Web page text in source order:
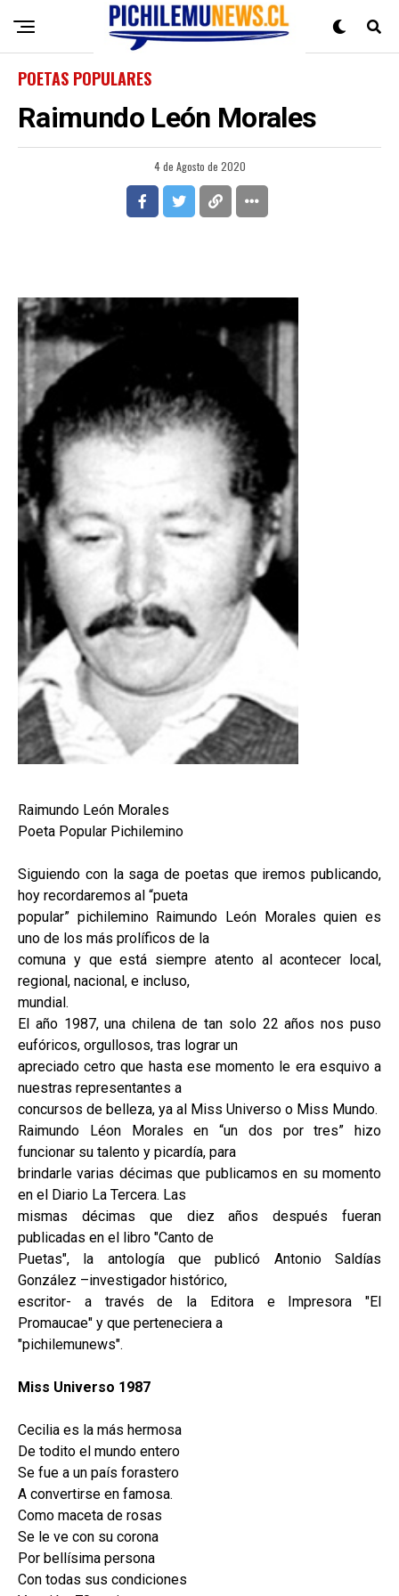
POETAS POPULARES
Raimundo León Morales
4 de Agosto de 2020
Raimundo León Morales
Poeta Popular Pichilemino
Siguiendo con la saga de poetas que iremos publicando,
hoy recordaremos al “pueta
popular” pichilemino Raimundo León Morales quien es
uno de los más prolíficos de la
comuna y que está siempre atento al acontecer local,
regional, nacional, e incluso,
mundial.
El año 1987, una chilena de tan solo 22 años nos puso
eufóricos, orgullosos, tras lograr un
apreciado cetro que hasta ese momento le era esquivo a
nuestras representantes a
concursos de belleza, ya al Miss Universo o Miss Mundo.
Raimundo Léon Morales en “un dos por tres” hizo
funcionar su talento y picardía, para
brindarle varias décimas que publicamos en su momento
en el Diario La Tercera. Las
mismas décimas que diez años después fueran
publicadas en el libro "Canto de
Puetas", la antología que publicó Antonio Saldías
González –investigador histórico,
escritor- a través de la Editora e Impresora "El
Promaucae" y que perteneciera a
"pichilemunews".
Miss Universo 1987
Cecilia es la más hermosa
De todito el mundo entero
Se fue a un país forastero
A convertirse en famosa.
Como maceta de rosas
Se le ve con su corona
Por bellísima persona
Con todas sus condiciones